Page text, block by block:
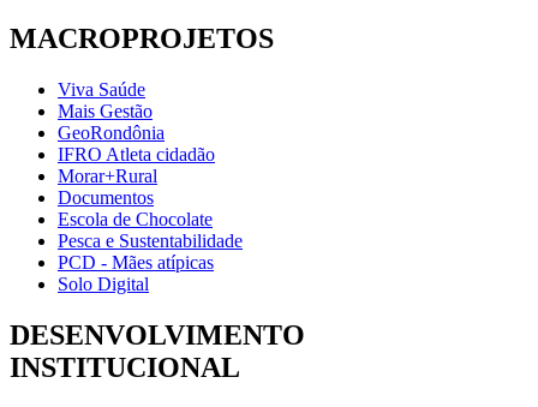
MACROPROJETOS
Viva Saúde
Mais Gestão
GeoRondônia
IFRO Atleta cidadão
Morar+Rural
Documentos
Escola de Chocolate
Pesca e Sustentabilidade
PCD - Mães atípicas
Solo Digital
DESENVOLVIMENTO
INSTITUCIONAL